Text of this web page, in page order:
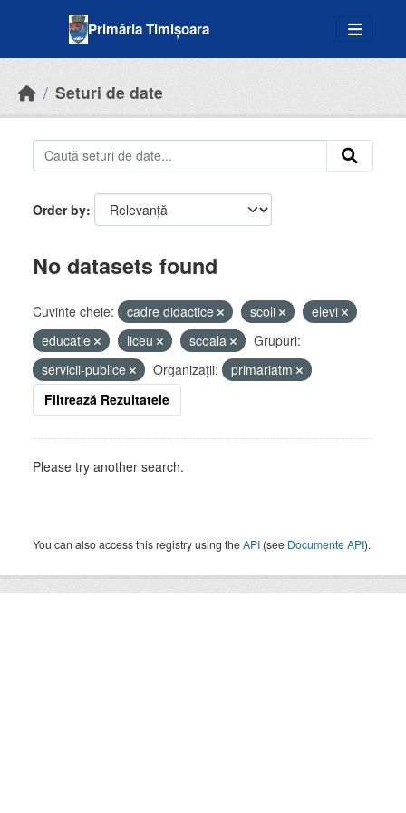
Primăria Timișoara
Seturi de date
Order by
No datasets found
Cuvinte cheie: cadre didactice scoli
elevi
educatie
liceu scoala
Grupuri:
servicii-publice
Organizații:
primariatm
Filtrează Rezultatele
Please try another search.
You can also access this registry using theAPI (see Documente API).